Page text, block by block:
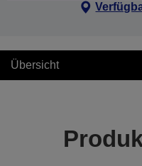
Übersicht